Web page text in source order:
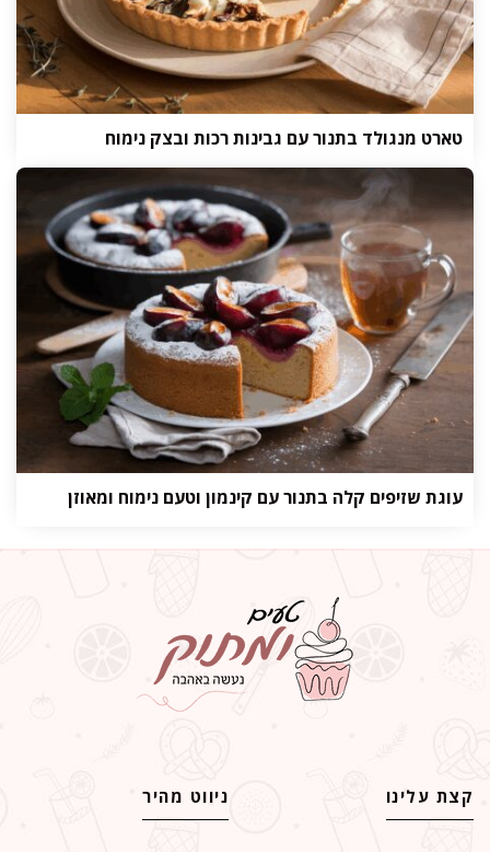
טארט מנגולד בתנור עם גבינות רכות ובצק נימוח
עוגת שזיפים קלה בתנור עם קינמון וטעם נימוח ומאוזן
קצת עלינו ניווט מהיר